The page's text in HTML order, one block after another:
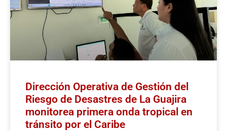
Dirección Operativa de Gestión del
Riesgo de Desastres de La Guajira
monitorea primera onda tropical en
tránsito por el Caribe